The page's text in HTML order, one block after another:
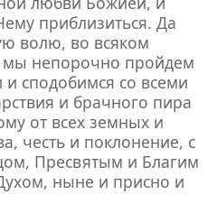
приблизиться. Да
волю, во всяком
мы непорочно пройдем
сподобимся со всеми
и брачного пира
от всех земных и
честь и поклонение, с
Пресвятым и Благим
ныне и присно и